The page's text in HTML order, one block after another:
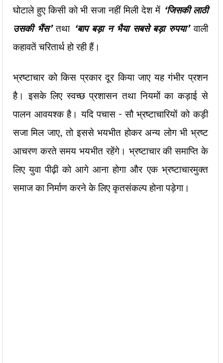
घोटाले हुए किसी को भी सजा नहीं मिली देश में ‘जिसकी लाठी
उसकी भैंस’ तथा ‘बाप बड़ा न भैया सबसे बड़ा रुपया’ वाली
कहावतें चरितार्थ हो रही हैं।
भ्रष्टाचार को किस प्रकार दूर किया जाए यह गंभीर प्रशन
है। इसके लिए स्वच्छ प्रशासन तथा नियमों का कड़ाई से
पालन आवयश्क है। यदि पचास – सौभ्रष्टाचारियों को कड़ी
सजा मिल जाए, तो इससे भयभीत होकर अन्य लोग भी भ्रष्ट
आचरण करते समय भयभीत रहेंगे। भ्रष्टाचार की समाप्ति के
लिए युवा पीढ़ीको आगे आना होगा और एक भ्रष्टाचारमुक्त
समाज का निर्माण करने के लिए कृतसंकल्प होना पड़ेगा।